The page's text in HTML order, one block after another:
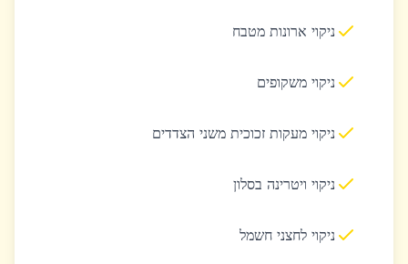
ניקוי ארונות מטבח
ניקוי משקופים
ניקוי מעקות זכוכית משני הצדדים
ניקוי ויטרינה בסלון
ניקוי לחצני חשמל